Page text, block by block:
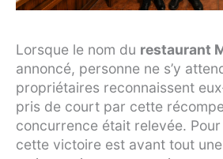
Lorsque le nom du restaurant
annoncé, personne ne s’y
propriétaires reconnaissent
pris de court par cette
concurrence était relevée.
cette victoire est avant tout